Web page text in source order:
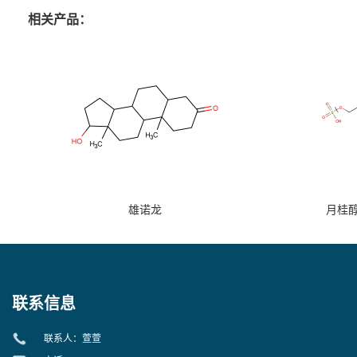
相关产品：
雄诺龙 月桂
联系信息
联系人：萱萱